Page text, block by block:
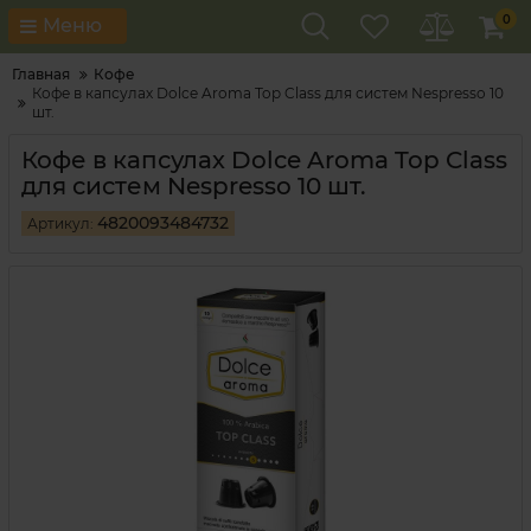
Меню 0
Главная
Кофе
Кофе в капсулах Dolce Aroma Top Class для систем Nespresso 10
шт.
Кофе в капсулах Dolce Aroma Top Class
для систем Nespresso 10 шт.
Артикул: 4820093484732